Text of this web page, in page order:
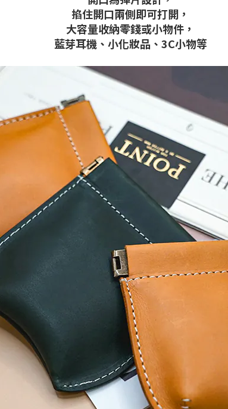
掐住開口兩側即可打開，
大容量收納零錢或小物件，
藍芽耳機、小化妝品、3C小物等